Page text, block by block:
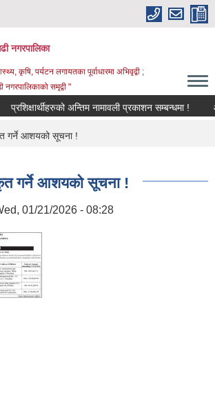
नगरपालिका
कृषि, पर्यटन लगायतका पूर्वाधारमा अभिवृद्वी ;
नगरपालिकाको समृद्वी "
अन्तिम नामावली प्रकाशन सम्बन्धमा !
गर्ने आशयको सूचना !
गर्ने आशयको सूचना !
01/21/2026 - 08:28